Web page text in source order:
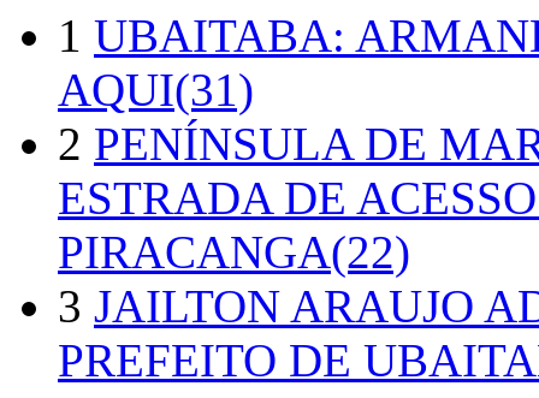
1 UBAITABA:
AQUI(31)
2 PENÍNSULA DE
ESTRADA DE
PIRACANGA(22)
3 JAILTON ARAUJO
PREFEITO DE